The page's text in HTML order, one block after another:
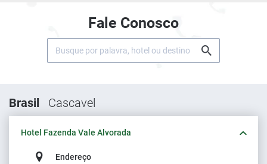
Fale Conosco
Brasil Cascavel
Hotel Fazenda Vale Alvorada
Endereço